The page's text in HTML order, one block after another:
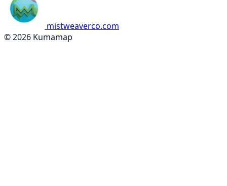
mistweaverco.com
© 2026 Kumamap